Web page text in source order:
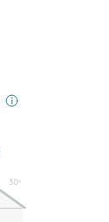
30º